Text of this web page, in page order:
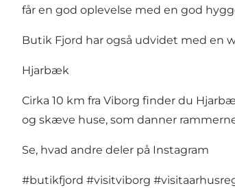
får en god oplevelse med en god
Butik Fjord har også udvidet med en
Hjarbæk
Cirka 10 km fra Viborg finder du
og skæve huse, som danner
Se, hvad andre deler på Instagram
#butikfjord #visitviborg